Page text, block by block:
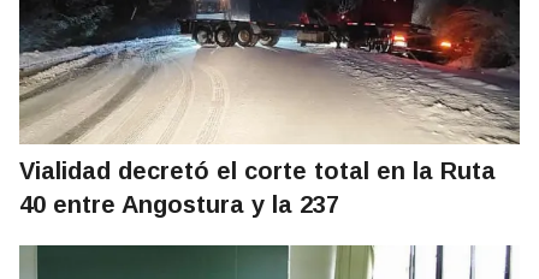
Vialidad decretó el corte total en la Ruta
40 entre Angostura y la 237